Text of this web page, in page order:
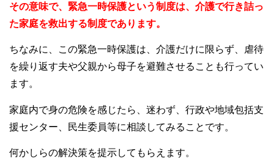
その意味で、緊急一時保護という制度は、介護で行き詰っ
た家庭を救出する制度であります。
ちなみに、この緊急一時保護は、介護だけに限らず、虐待
を繰り返す夫や父親から母子を避難させることも行ってい
ます。
家庭内で身の危険を感じたら、迷わず、行政や地域包括支
援センター、民生委員等に相談してみることです。
何かしらの解決策を提示してもらえます。